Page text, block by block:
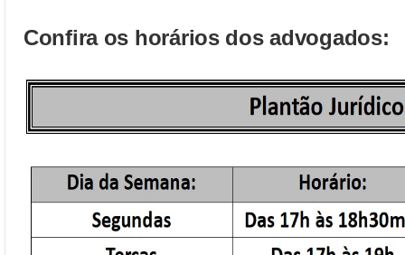
Confira os horários dos advogados: